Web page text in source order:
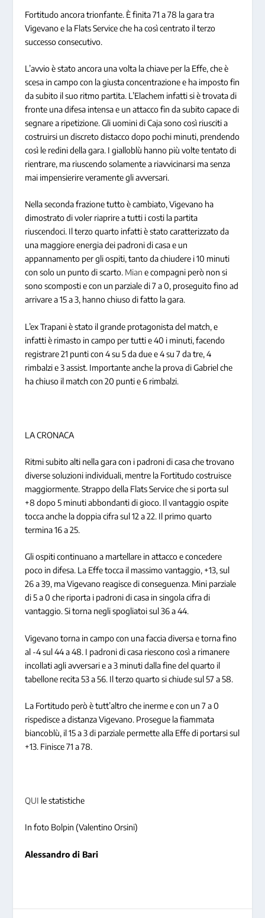
Fortitudo ancora trionfante. È finita 71 a 78 la gara tra
Vigevano e la Flats Service che ha così centrato il terzo
successo consecutivo.
L’avvio è stato ancora una volta la chiave per la Effe, che è
scesa in campo con la giusta concentrazione e ha imposto fin
da subito il suo ritmo partita. L’Elachem infatti si è trovata di
fronte una difesa intensa e un attacco fin da subito capace di
segnare a ripetizione. Gli uomini di Caja sono così riusciti a
costruirsi un discreto distacco dopo pochi minuti, prendendo
così le redini della gara. I gialloblù hanno più volte tentato di
rientrare, ma riuscendo solamente a riavvicinarsi ma senza
mai impensierire veramente gli avversari.
Nella seconda frazione tutto è cambiato, Vigevano ha
dimostrato di voler riaprire a tutti i costi la partita
riuscendoci. Il terzo quarto infatti è stato caratterizzato da
una maggiore energia dei padroni di casa e un
appannamento per gli ospiti, tanto da chiudere i 10 minuti
con solo un punto di scarto. Mian e compagni però non si
sono scomposti e con un parziale di 7 a 0, proseguito fino ad
arrivare a 15 a 3, hanno chiuso di fatto la gara.
L’ex Trapani è stato il grande protagonista del match, e
infatti è rimasto in campo per tutti e 40 i minuti, facendo
registrare 21 punti con 4 su 5 da due e 4 su 7 da tre, 4
rimbalzi e 3 assist. Importante anche la prova di Gabriel che
ha chiuso il match con 20 punti e 6 rimbalzi.
LA CRONACA
Ritmi subito alti nella gara con i padroni di casa che trovano
diverse soluzioni individuali, mentre la Fortitudo costruisce
maggiormente. Strappo della Flats Service che si porta sul
+8 dopo 5 minuti abbondanti di gioco. Il vantaggio ospite
tocca anche la doppia cifra sul 12 a 22. Il primo quarto
termina 16 a 25.
Gli ospiti continuano a martellare in attacco e concedere
poco in difesa. La Effe tocca il massimo vantaggio, +13, sul
26 a 39, ma Vigevano reagisce di conseguenza. Mini parziale
di 5 a 0 che riporta i padroni di casa in singola cifra di
vantaggio. Si torna negli spogliatoi sul 36 a 44.
Vigevano torna in campo con una faccia diversa e torna fino
al -4 sul 44 a 48. I padroni di casa riescono così a rimanere
incollati agli avversari e a 3 minuti dalla fine del quarto il
tabellone recita 53 a 56. Il terzo quarto si chiude sul 57 a 58.
La Fortitudo però è tutt’altro che inerme e con un 7 a 0
rispedisce a distanza Vigevano. Prosegue la fiammata
biancoblù, il 15 a 3 di parziale permette alla Effe di portarsi sul
+13. Finisce 71 a 78.
QUI le statistiche
In foto Bolpin (Valentino Orsini)
Alessandro di Bari